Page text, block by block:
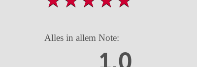
Alles in allem Note: